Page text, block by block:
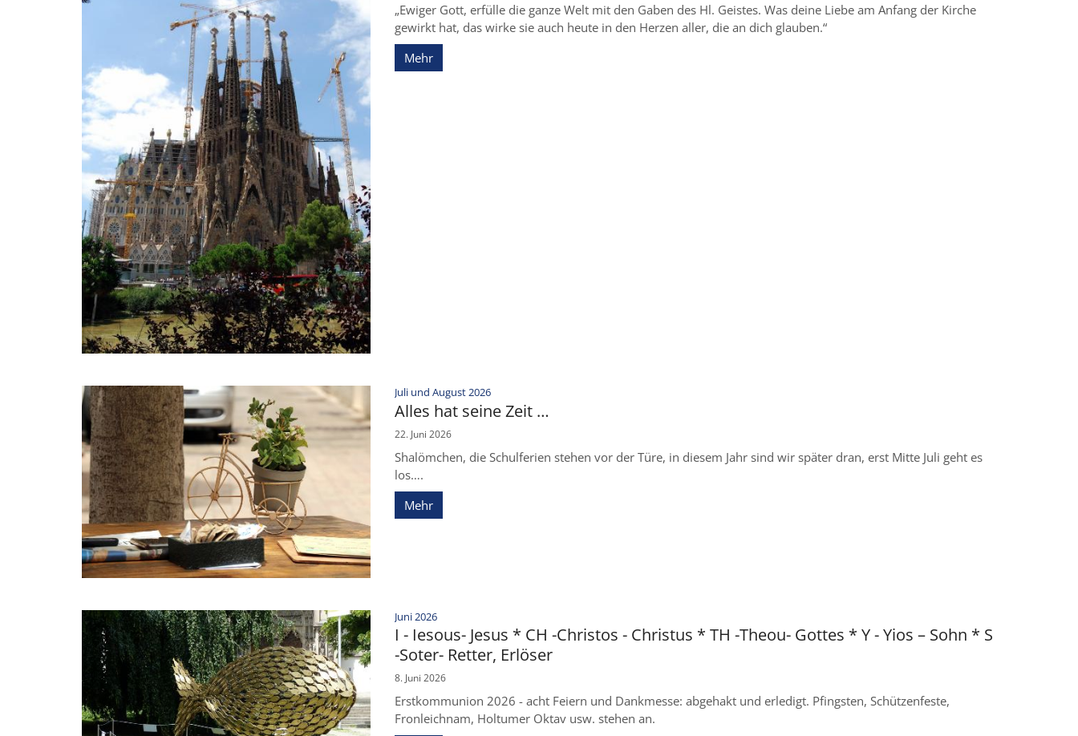
„Ewiger Gott, erfülle die ganze Welt mit den Gaben des Hl. Geistes. Was deine Liebe am Anfang der Kirche
gewirkt hat, das wirke sie auch heute in den Herzen aller, die an dich glauben.“
Mehr
Juli und August 2026:
Alles hat seine Zeit …
22. Juni 2026
Shalömchen, die Schulferien stehen vor der Türe, in diesem Jahr sind wir später dran, erst Mitte Juli geht es
los….
Mehr
Juni 2026:
I - Iesous- Jesus * CH -Christos - Christus * TH -Theou- Gottes * Y - Yios – Sohn * S
-Soter- Retter, Erlöser
8. Juni 2026
Erstkommunion 2026 - acht Feiern und Dankmesse: abgehakt und erledigt. Pfingsten, Schützenfeste,
Fronleichnam, Holtumer Oktav usw. stehen an.